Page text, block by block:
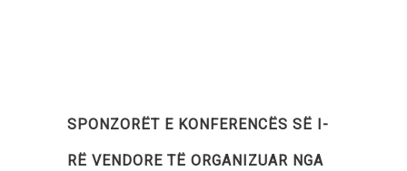
SPONZORËT E KONFERENCËS SË I-
RË VENDORE TË ORGANIZUAR NGA